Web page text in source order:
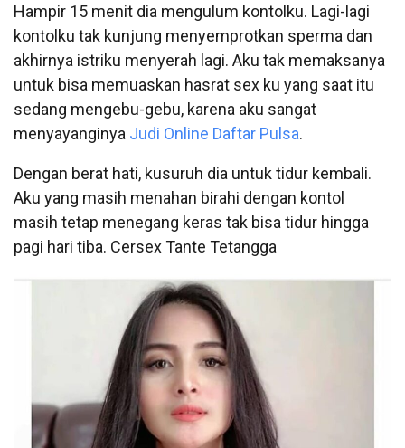
Hampir 15 menit dia mengulum kontolku. Lagi-lagi
kontolku tak kunjung menyemprotkan sperma dan
akhirnya istriku menyerah lagi. Aku tak memaksanya
untuk bisa memuaskan hasrat sex ku yang saat itu
sedang mengebu-gebu, karena aku sangat
menyayanginya Judi Online Daftar Pulsa.
Dengan berat hati, kusuruh dia untuk tidur kembali.
Aku yang masih menahan birahi dengan kontol
masih tetap menegang keras tak bisa tidur hingga
pagi hari tiba. Cersex Tante Tetangga